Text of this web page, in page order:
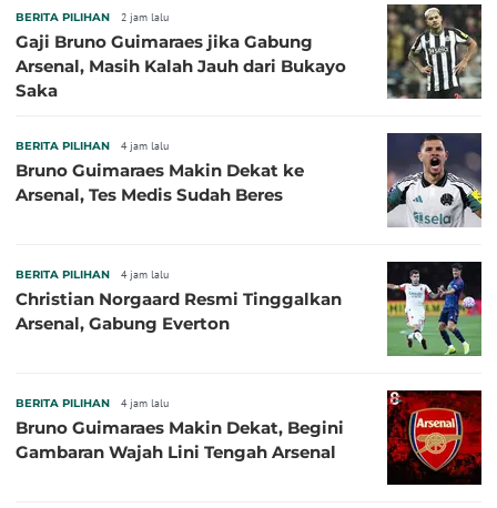
BERITA PILIHAN 2 jam lalu
Gaji Bruno Guimaraes jika Gabung
Arsenal, Masih Kalah Jauh dari Bukayo
Saka
BERITA PILIHAN 4 jam lalu
Bruno Guimaraes Makin Dekat ke
Arsenal, Tes Medis Sudah Beres
BERITA PILIHAN 4 jam lalu
Christian Norgaard Resmi Tinggalkan
Arsenal, Gabung Everton
BERITA PILIHAN 4 jam lalu
Bruno Guimaraes Makin Dekat, Begini
Gambaran Wajah Lini Tengah Arsenal